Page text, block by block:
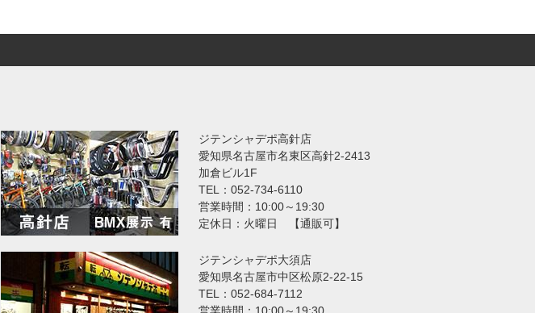
ジテンシャデポ高針店
愛知県名古屋市名東区高針2-2413
加倉ビル1F
TEL：052-734-6110
営業時間：10:00～19:30
定休日：火曜日 【通販可】
ジテンシャデポ大須店
愛知県名古屋市中区松原2-22-15
TEL：052-684-7112